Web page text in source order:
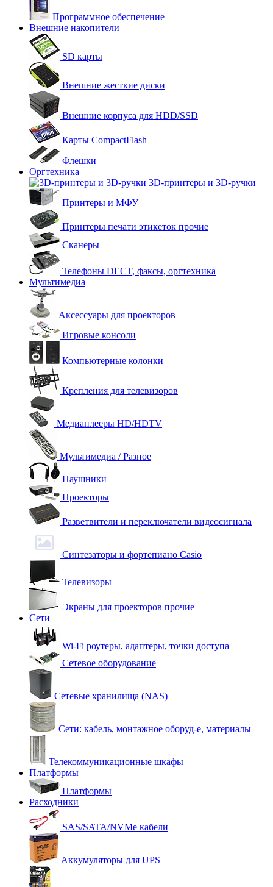
Программное обеспечение
Внешние накопители
SD карты
Внешние жесткие диски
Внешние корпуса для HDD/SSD
Карты CompactFlash
Флешки
Оргтехника
3D-принтеры и 3D-ручки
Принтеры и МФУ
Принтеры печати этикеток прочие
Сканеры
Телефоны DECT, факсы, оргтехника
Мультимедиа
Аксессуары для проекторов
Игровые консоли
Компьютерные колонки
Крепления для телевизоров
Медиаплееры HD/HDTV
Мультимедиа / Разное
Наушники
Проекторы
Разветвители и переключатели видеосигнала
Синтезаторы и фортепиано Casio
Телевизоры
Экраны для проекторов прочие
Сети
Wi-Fi роутеры, адаптеры, точки доступа
Сетевое оборудование
Сетевые хранилища (NAS)
Сети: кабель, монтажное оборуд-е, материалы
Телекоммуникационные шкафы
Платформы
Платформы
Расходники
SAS/SATA/NVMe кабели
Аккумуляторы для UPS